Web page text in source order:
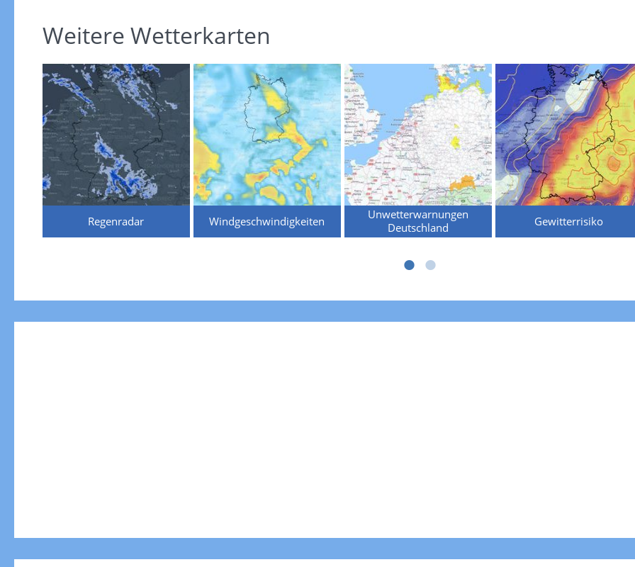
Weitere Wetterkarten
Regenradar Windgeschwindigkeiten
Unwetterwarnungen
Deutschland
Gewitterrisiko